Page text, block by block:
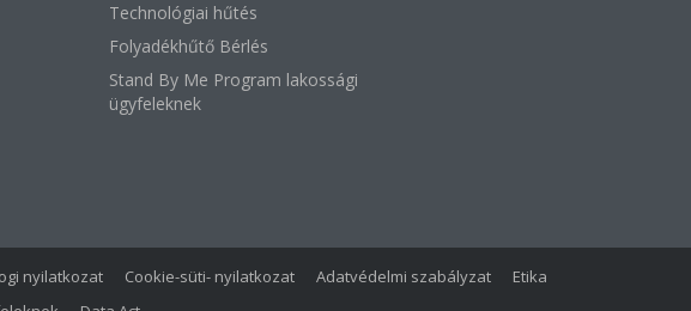
Technológiai hűtés
Folyadékhűtő Bérlés
Stand By Me Program lakossági
ügyfeleknek
nyilatkozat Cookie-süti- nyilatkozat Adatvédelmi szabályzat
Etika